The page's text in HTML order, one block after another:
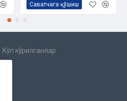
Саватчага қўшиш
Кўп кўрилганлар